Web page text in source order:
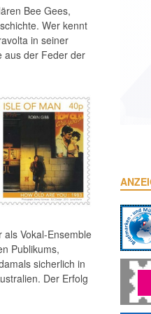
Bee Gees,
Wer kennt
in seiner
aus der Feder der
Vokal-Ensemble
Publikums,
sicherlich in
Der Erfolg